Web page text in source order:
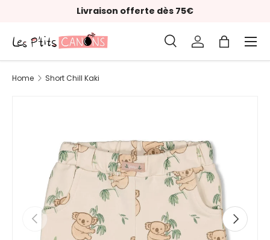
Livraison offerte dès 75€
Search
Product type
SearchLog inBag
Menu
Home Short Chill Kaki
Previous Next